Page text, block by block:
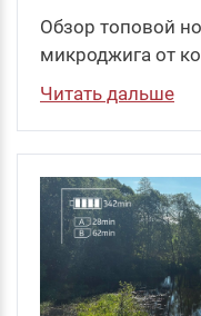
Обзор топовой
микроджига от
Читать дальше